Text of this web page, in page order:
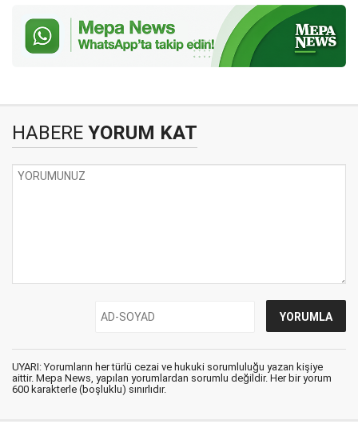
HABERE YORUM KAT
UYARI: Yorumların her türlü cezai ve hukuki sorumluluğu yazan kişiye
aittir. Mepa News, yapılan yorumlardan sorumlu değildir. Her bir yorum
600 karakterle (boşluklu) sınırlıdır.